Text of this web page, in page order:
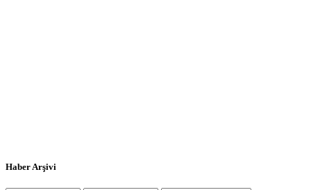
Haber Arşivi